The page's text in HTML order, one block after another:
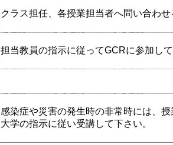
クラス担任、各授業担当者へ問い合わ
担当教員の指示に従ってGCRに参加し
感染症や災害の発生時の非常時には、
大学の指示に従い受講して下さい。